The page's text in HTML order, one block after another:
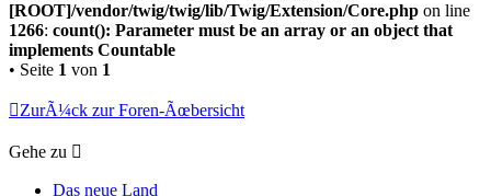
[ROOT]/vendor/twig/twig/lib/Twig/Extension/Core.php on line
1266: count(): Parameter must be an array or an object that
implements Countable
• Seite 1 von 1
ZurÃ¼ck zur Foren-Ãœbersicht
Gehe zu
Das neue Land